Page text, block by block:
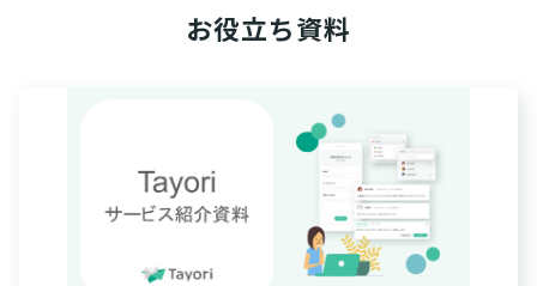
お役立ち資料